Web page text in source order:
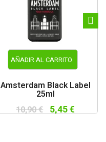
AÑADIR AL CARRITO
Amsterdam Black Label
25ml
10,90 € 5,45 €